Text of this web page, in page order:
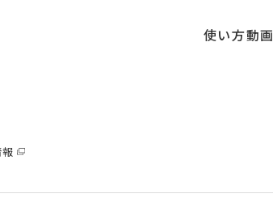
使い方動画